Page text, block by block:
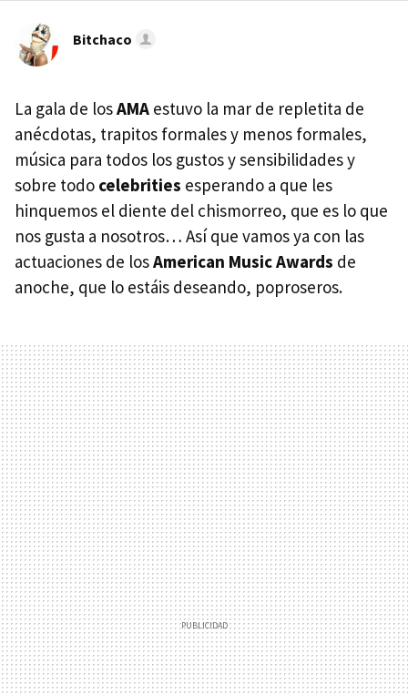
Bitchaco
La gala de losAMA estuvo la mar de repletita de
anécdotas, trapitos formales y menos formales,
música para todos los gustos y sensibilidades y
sobre todo celebrities esperando a que les
hinquemos el diente del chismorreo, que es lo que
nos gusta a nosotros… Así que vamos ya con las
actuaciones de losAmerican Music Awards de
anoche, que lo estáis deseando, poproseros.